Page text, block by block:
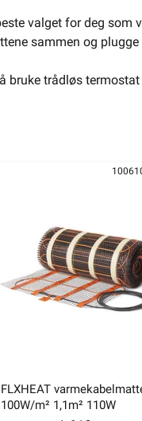
valget for deg som
sammen og
bruke trådløs
FLXHEAT
100W/m² 1,1m² 110W